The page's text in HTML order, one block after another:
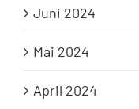
Juni 2024
Mai 2024
April 2024